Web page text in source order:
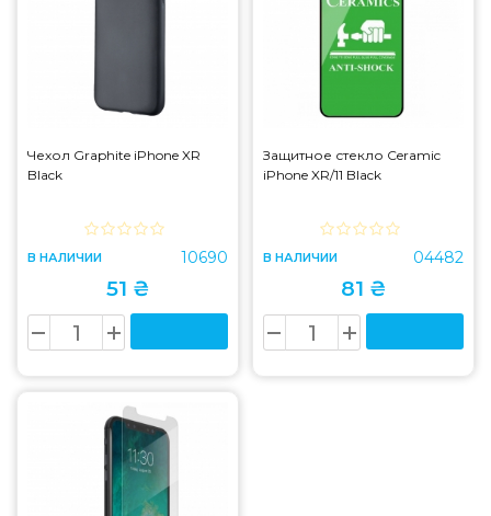
Чехол Graphite iPhone XR
Black
В НАЛИЧИИ 10690
51 ₴
Защитное стекло Ceramic
iPhone XR/11 Black
В НАЛИЧИИ 04482
81 ₴